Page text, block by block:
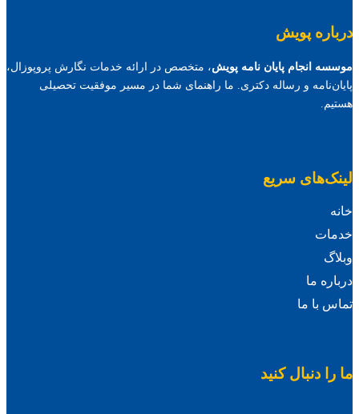
درباره پویش
موسسه انجام پایان نامه پویش، متخصص در ارائه خدمات نگارش پروپوزال،
پایان‌نامه و رساله دکتری. ما راهنمای شما در مسیر موفقیت تحصیلی
هستیم.
لینک‌های سریع
خانه
خدمات
وبلاگ
درباره ما
تماس با ما
ما را دنبال کنید